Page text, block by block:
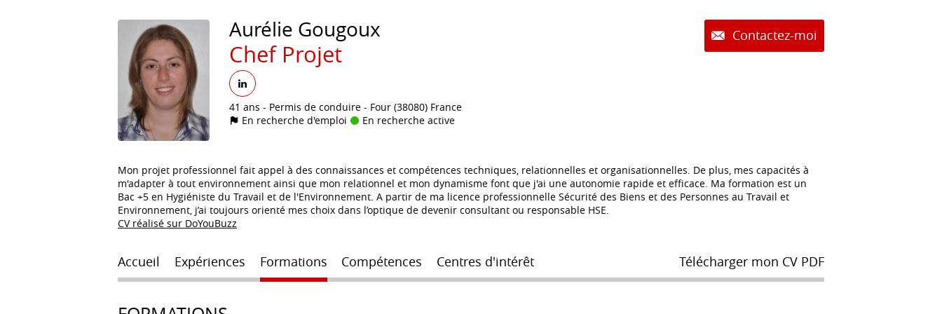
Aurélie Gougoux
Chef Projet
41 ans Permis de conduire Four (38080) France
En recherche d'emploi
En recherche active
Contactez-moi
Mon projet professionnel fait appel à des connaissances et compétences techniques, relationnelles et organisationnelles. De plus, mes capacités à
m'adapter à tout environnement ainsi que mon relationnel et mon dynamisme font que j'ai une autonomie rapide et efficace. Ma formation est un
Bac +5 en Hygiéniste du Travail et de l'Environnement. A partir de ma licence professionnelle Sécurité des Biens et des Personnes au Travail et
Environnement, j’ai toujours orienté mes choix dans l’optique de devenir consultant ou responsable HSE.
CV réalisé sur DoYouBuzz
Accueil Expériences Formations Compétences Centres d'intérêt Télécharger mon CV PDF